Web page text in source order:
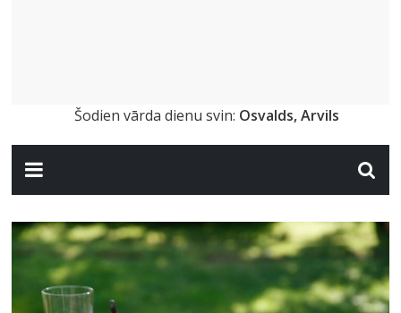
Šodien vārda dienu svin: Osvalds, Arvils